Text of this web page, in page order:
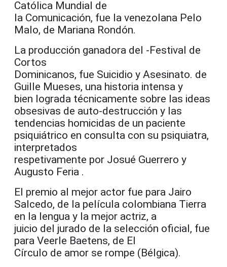
Católica Mundial de
la Comunicación, fue la venezolana Pelo
Malo, de Mariana Rondón.
La producción ganadora del -Festival de
Cortos
Dominicanos, fue Suicidio y Asesinato. de
Guille Mueses, una historia intensa y
bien lograda técnicamente sobre las ideas
obsesivas de auto-destrucción y las
tendencias homicidas de un paciente
psiquiátrico en consulta con su psiquiatra,
interpretados
respetivamente por Josué Guerrero y
Augusto Feria .
El premio al mejor actor fue para Jairo
Salcedo, de la película colombiana Tierra
en la lengua y la mejor actriz, a
juicio del jurado de la selección oficial, fue
para Veerle Baetens, de El
Círculo de amor se rompe (Bélgica).